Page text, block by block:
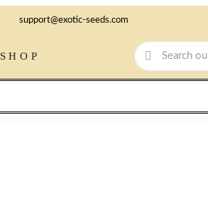
support@exotic-seeds.com
SHOP